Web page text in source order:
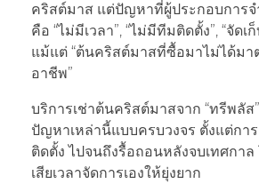
คริสต์มาส แต่ปัญหาที่ผู้ประกอบการจ
คือ “ไม่มีเวลา”, “ไม่มีทีมติดตั้ง”, “จัดเ
แม้แต่ “ต้นคริสต์มาสที่ซื้อมาไม่ได้มา
อาชีพ”
บริการเช่าต้นคริสต์มาสจาก “ทรีพลัส
ปัญหาเหล่านี้แบบครบวงจร ตั้งแต่กา
ติดตั้ง ไปจนถึงรื้อถอนหลังจบเทศกา
เสียเวลาจัดการเองให้ยุ่งยาก